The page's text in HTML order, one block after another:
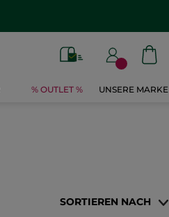
% OUTLET % UNSERE MARKE
SORTIEREN NACH